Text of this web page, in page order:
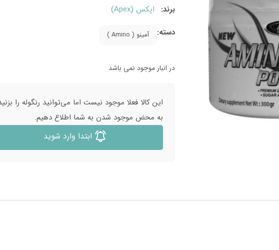
برند:
اپکس (Apex)
دسته:
آمینو ( Amino )
در انبار موجود نمی باشد
این کالا فعلا موجود نیست اما می‌توانید رنگوله را
به محض موجود شدن به شما اطلاع دهیم.
ابتدا وارد شوید